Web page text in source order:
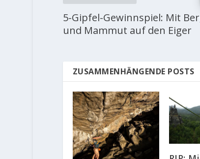
5-Gipfel-Gewinnspiel: Mit
und Mammut auf den Eiger
ZUSAMMENHÄNGENDE POSTS